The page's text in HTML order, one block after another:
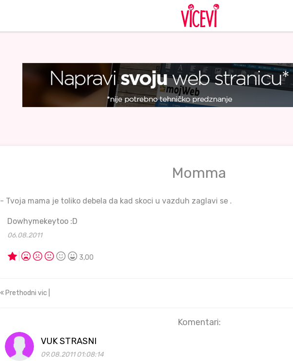
Momma
- Tvoja mama je toliko debela da kad skoci u vazduh zaglavi se .
Dowhymekeytoo :D
06.08.2011
3,00
Prethodni vic |
Komentari:
VUK STRASNI
09.08.2011 01:08:14